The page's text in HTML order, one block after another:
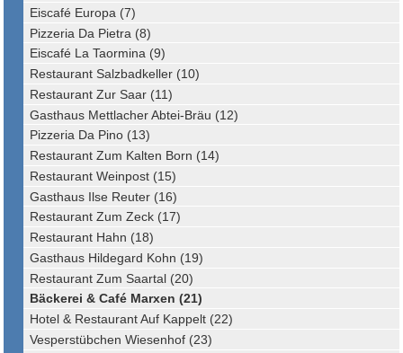
Eiscafé Europa (7)
Pizzeria Da Pietra (8)
Eiscafé La Taormina (9)
Restaurant Salzbadkeller (10)
Restaurant Zur Saar (11)
Gasthaus Mettlacher Abtei-Bräu (12)
Pizzeria Da Pino (13)
Restaurant Zum Kalten Born (14)
Restaurant Weinpost (15)
Gasthaus Ilse Reuter (16)
Restaurant Zum Zeck (17)
Restaurant Hahn (18)
Gasthaus Hildegard Kohn (19)
Restaurant Zum Saartal (20)
Bäckerei & Café Marxen (21)
Hotel & Restaurant Auf Kappelt (22)
Vesperstübchen Wiesenhof (23)